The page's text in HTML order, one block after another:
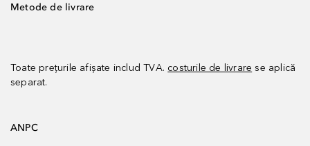
Metode de livrare
Toate prețurile afișate includ TVA. costurile de livrare se aplică
separat.
ANPC